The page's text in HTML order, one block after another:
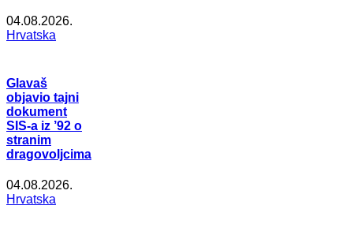
04.08.2026.
Hrvatska
Glavaš
objavio tajni
dokument
SIS-a iz ’92 o
stranim
dragovoljcima
04.08.2026.
Hrvatska